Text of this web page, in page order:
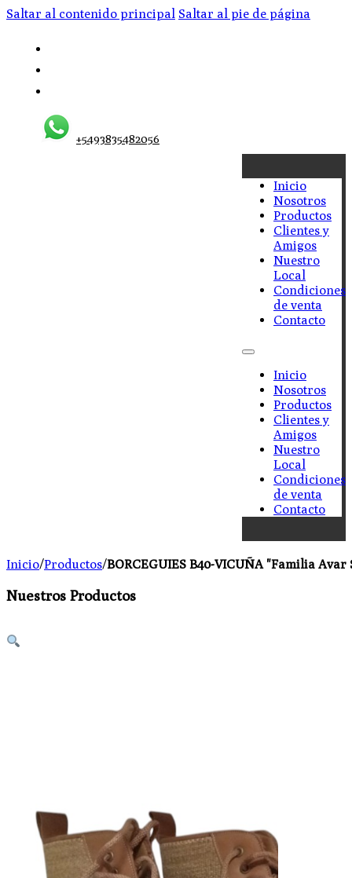
Saltar al contenido principal Saltar al pie de página
+5493835482056
Inicio
Nosotros
Productos
Clientes y
Amigos
Nuestro
Local
Condiciones
de venta
Contacto
Inicio
Nosotros
Productos
Clientes y
Amigos
Nuestro
Local
Condiciones
de venta
Contacto
Inicio/Productos/BORCEGUIES B40-VICUÑA "Familia
Nuestros Productos